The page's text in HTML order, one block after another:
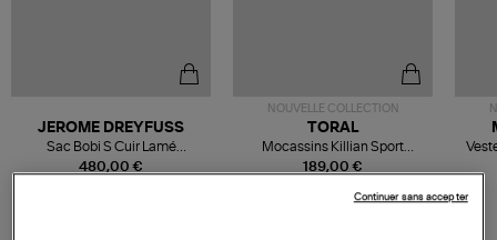
480,00 €
JEROME DREYFUSS
Sac Bobi S Cuir Lamé
Champagne
NOUVELLE COLLECTION
189,00 €
TORAL
Mocassins Killian Sport
Mousse
Continuer sans accepter